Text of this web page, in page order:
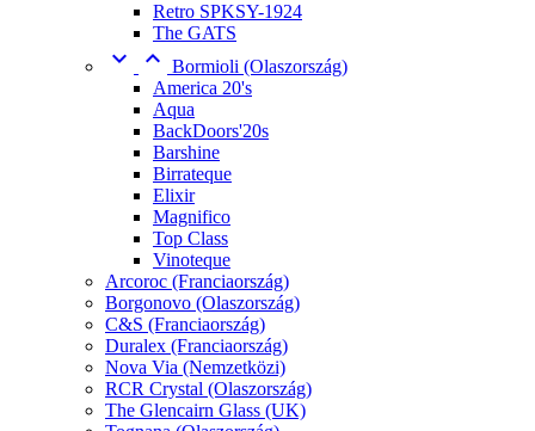
Retro SPKSY-1924
The GATS
  Bormioli (Olaszország)
America 20's
Aqua
BackDoors'20s
Barshine
Birrateque
Elixir
Magnifico
Top Class
Vinoteque
Arcoroc (Franciaország)
Borgonovo (Olaszország)
C&S (Franciaország)
Duralex (Franciaország)
Nova Via (Nemzetközi)
RCR Crystal (Olaszország)
The Glencairn Glass (UK)